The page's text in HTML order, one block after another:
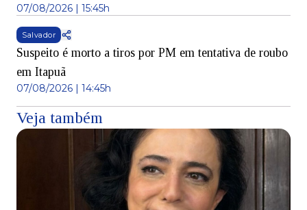
07/08/2026 | 15:45h
Salvador
Suspeito é morto a tiros por PM em tentativa de roubo
em Itapuã
07/08/2026 | 14:45h
Veja também